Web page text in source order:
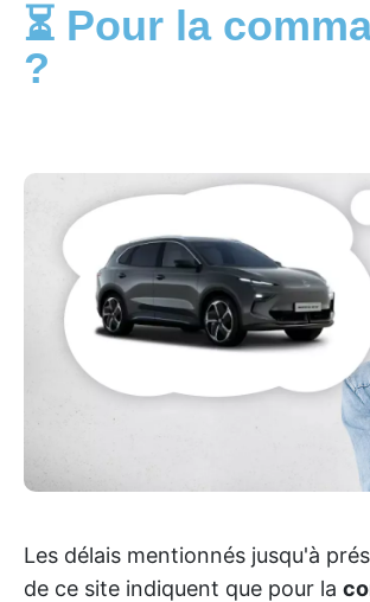
⏳ Pour la
?
Les délais mentionnés jusqu'à
de ce site indiquent que pour la